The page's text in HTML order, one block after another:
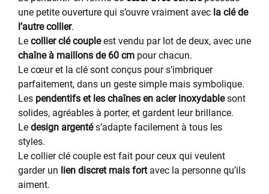
une petite ouverture qui s’ouvre vraiment avec la clé de
l’autre collier.
Le collier clé coupleest vendu par lot de deux, avec une
chaîne à maillons de 60 cm pour chacun.
Le cœur et la clé sont conçus pour s’imbriquer
parfaitement, dans un geste simple mais symbolique.
Les pendentifs et les chaînes en acier inoxydablesont
solides, agréables à porter, et gardent leur brillance.
Le design argentés’adapte facilement à tous les
styles.
Le collier clé couple est fait pour ceux qui veulent
garder un lien discret mais fortavec la personne qu’ils
aiment.